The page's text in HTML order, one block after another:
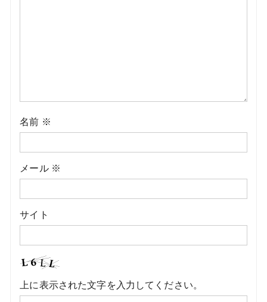
名前 ※
メール ※
サイト
上に表示された文字を入力してください。